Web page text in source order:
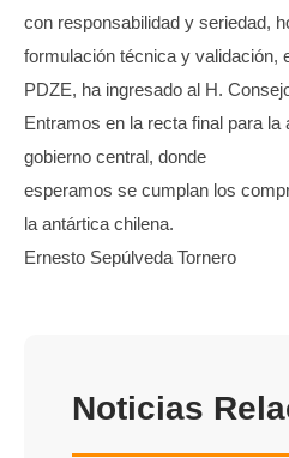
con responsabilidad y seriedad,
formulación técnica y validación,
PDZE, ha ingresado al H.
Entramos en la recta final para
gobierno central, donde
esperamos se cumplan los
la antártica chilena.
Ernesto Sepúlveda Tornero
Noticias